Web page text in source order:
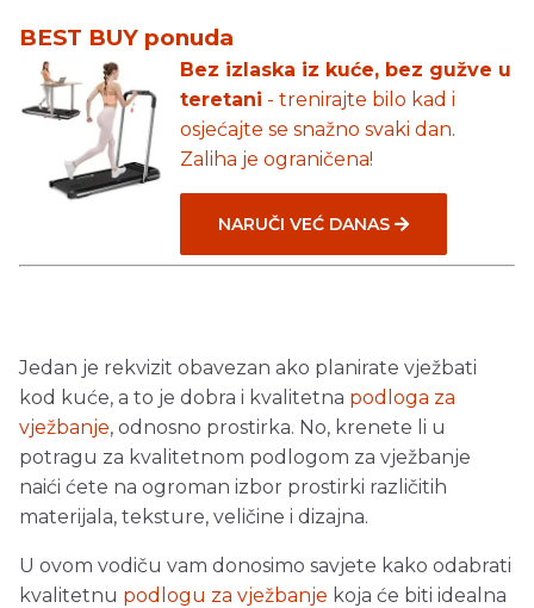
BEST BUY ponuda
Bez izlaska iz kuće, bez gužve u
teretani - trenirajte bilo kad i
osjećajte se snažno svaki dan.
Zaliha je ograničena!
NARUČI VEĆ DANAS
Jedan je rekvizit obavezan ako planirate vježbati
kod kuće, a to je dobra i kvalitetna podloga za
vježbanje, odnosno prostirka. No, krenete li u
potragu za kvalitetnom podlogom za vježbanje
naići ćete na ogroman izbor prostirki različitih
materijala, teksture, veličine i dizajna.
U ovom vodiču vam donosimo savjete kako odabrati
kvalitetnu podlogu za vježbanje koja će biti idealna